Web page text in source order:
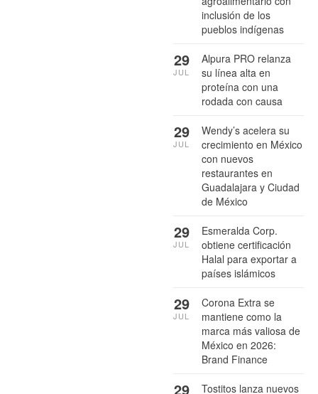
inclusión de los
pueblos indígenas
Alpura PRO relanza
su línea alta en
proteína con una
rodada con causa
29
JUL
Wendy’s acelera su
crecimiento en México
con nuevos
restaurantes en
Guadalajara y Ciudad
de México
29
JUL
Esmeralda Corp.
obtiene certificación
Halal para exportar a
países islámicos
29
JUL
Corona Extra se
mantiene como la
marca más valiosa de
México en 2026:
Brand Finance
29
JUL
Tostitos lanza nuevos
29